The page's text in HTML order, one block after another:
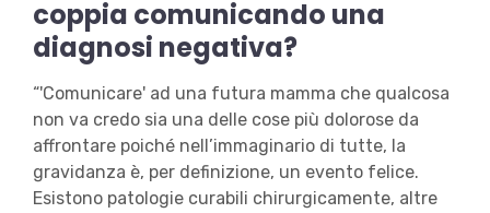
coppia comunicando una
diagnosi negativa?
“'Comunicare' ad una futura mamma che qualcosa
non va credo sia una delle cose più dolorose da
affrontare poiché nell’immaginario di tutte, la
gravidanza è, per definizione, un evento felice.
Esistono patologie curabili chirurgicamente, altre